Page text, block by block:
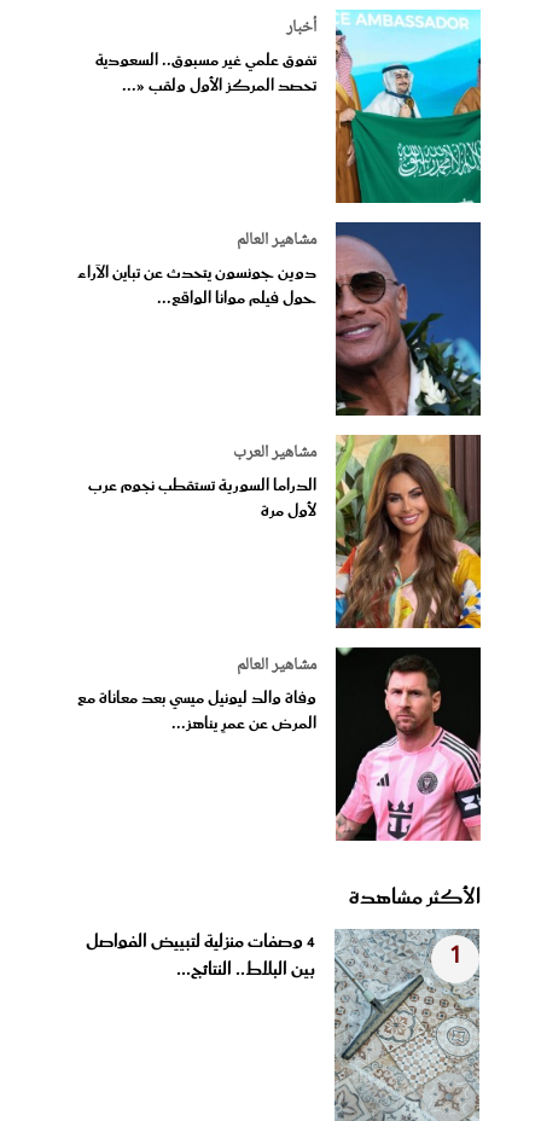
أخبار
تفوق علمي غير مسبوق.. السعودية
تحصد المركز الأول ولقب «...
مشاهير العالم
دوين جونسون يتحدث عن تباين الآراء
حول فيلم موانا الواقع...
مشاهير العرب
الدراما السورية تستقطب نجوم عرب
لأول مرة
مشاهير العالم
وفاة والد ليونيل ميسي بعد معاناة مع
المرض عن عمرٍ يناهز...
الأكثر مشاهدة
1
4 وصفات منزلية لتبييض الفواصل
بين البلاط.. النتائج...